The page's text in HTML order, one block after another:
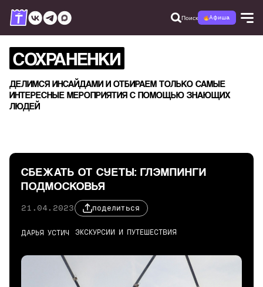
Поиск Афиша
СОХРАНЕНКИ
ДЕЛИМСЯ ИНСАЙДАМИ И ОТБИРАЕМ ТОЛЬКО САМЫЕ
ИНТЕРЕСНЫЕ МЕРОПРИЯТИЯ С ПОМОЩЬЮ ЗНАЮЩИХ
ЛЮДЕЙ
СБЕЖАТЬ ОТ СУЕТЫ: ГЛЭМПИНГИ
ПОДМОСКОВЬЯ
21.04.2023 поделиться
ДАРЬЯ УСТИЧ ЭКСКУРСИИ И ПУТЕШЕСТВИЯ